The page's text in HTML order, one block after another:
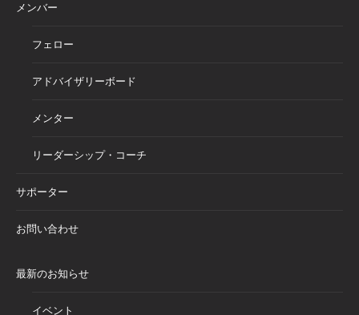
メンバー
フェロー
アドバイザリーボード
メンター
リーダーシップ・コーチ
サポーター
お問い合わせ
最新のお知らせ
イベント